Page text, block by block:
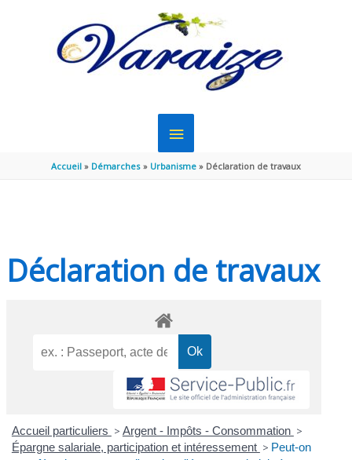
MENU
PRINCIPAL
Accueil Démarches Urbanisme Déclaration de travaux
Déclaration de travaux
Accueil particuliers > Argent - Impôts - Consommation >
Épargne salariale, participation et intéressement > Peut-on